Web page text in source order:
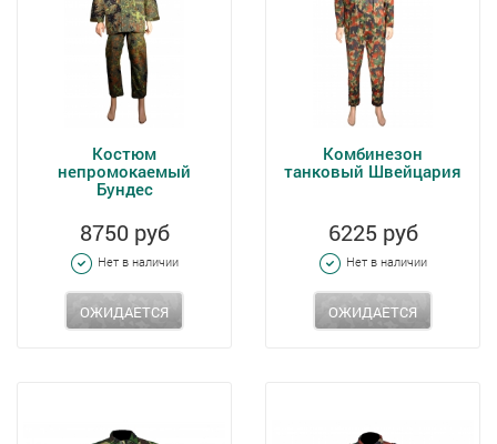
Костюм
непромокаемый
Бундес
8750 руб
Нет в наличии
ОЖИДАЕТСЯ
Комбинезон
танковый Швейцария
6225 руб
Нет в наличии
ОЖИДАЕТСЯ